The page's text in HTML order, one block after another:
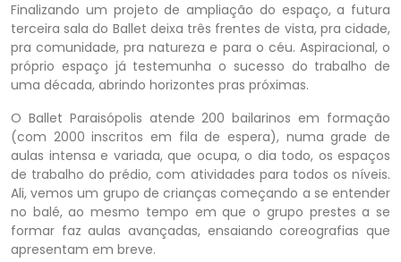
Finalizando um projeto de ampliação do espaço, a futura
terceira sala do Ballet deixa três frentes de vista, pra cidade,
pra comunidade, pra natureza e para o céu. Aspiracional, o
próprio espaço já testemunha o sucesso do trabalho de
uma década, abrindo horizontes pras próximas.
O Ballet Paraisópolis atende 200 bailarinos em formação
(com 2000 inscritos em fila de espera), numa grade de
aulas intensa e variada, que ocupa, o dia todo, os espaços
de trabalho do prédio, com atividades para todos os níveis.
Ali, vemos um grupo de crianças começando a se entender
no balé, ao mesmo tempo em que o grupo prestes a se
formar faz aulas avançadas, ensaiando coreografias que
apresentam em breve.